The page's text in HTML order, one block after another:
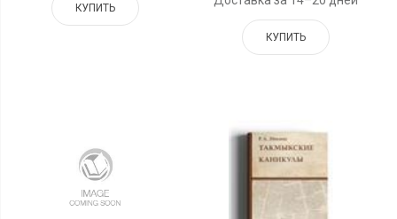
КУПИТЬ
КУПИТЬ